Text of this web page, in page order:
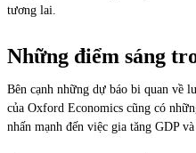
tương lai.
Những điểm sáng
Bên cạnh những dự báo bi quan về
của Oxford Economics cũng có
nhấn mạnh đến việc gia tăng GDP